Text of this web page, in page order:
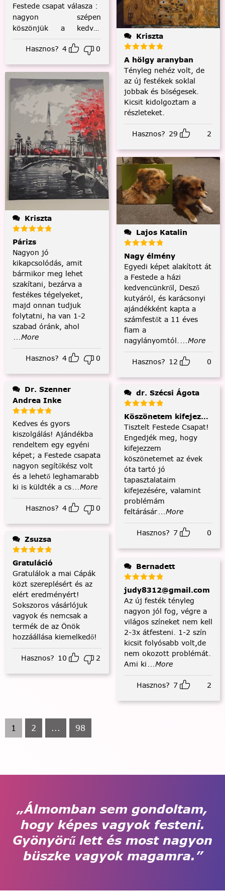
Festede csapat válasza :
nagyon szépen
köszönjük a kedves
visszajelzést! :)
Hasznos? 4 0
Kriszta
Párizs
Nagyon jó
kikapcsolódás, amit
bármikor meg lehet
szakítani, bezárva a
festékes tégelyeket,
majd onnan tudjuk
folytatni, ha van 1-2
szabad óránk, ahol
...More
Hasznos? 4 0
Andrea Inke
Kedves és gyors
kiszolgálás! Ajándékba
rendeltem egy egyéni
képet; a Festede csapata
nagyon segítőkész volt
és a lehető leghamarabb
ki is küldték a cs...More
Hasznos? 4 0
Zsuzsa
Gratuláció
Gratulálok a mai Cápák
közt szereplésért és az
elért eredményért!
Sokszoros vásárlójuk
vagyok és nemcsak a
termék de az Önök
hozzáállása kiemelkedő!
Hasznos? 10 2
Kriszta
A hölgy aranyban
Tényleg nehéz volt, de
az új festékek soklal
jobbak és bőségesek.
Kicsit kidolgoztam a
részleteket.
Hasznos? 29 2
Lajos Katalin
Nagy élmény
Egyedi képet alakított át
a Festede a házi
kedvencünkről, Desző
kutyáról, és karácsonyi
ajándékként kapta a
számfestőt a 11 éves
fiam a
nagylányomtól. ...More
Hasznos? 12 0
dr. Szécsi Ágota
Köszönetem kifejezése
Tisztelt Festede Csapat!
Engedjék meg, hogy
kifejezzem
köszönetemet az évek
óta tartó jó
tapasztalataim
kifejezésére, valamint
problémám
feltárásár...More
Hasznos? 7 0
Bernadett
judy8312@gmail.com
Az új festék tényleg
nagyon jól fog, végre a
világos színeket nem kell
2-3x átfesteni. 1-2 szín
kicsit folyósabb volt,de
nem okozott problémát.
Ami ki ...More
Hasznos? 7 2
1 2 ... 98
„Álmomban sem gondoltam,
hogy képes vagyok festeni.
Gyönyörű lett és most nagyon
büszke vagyok magamra.”